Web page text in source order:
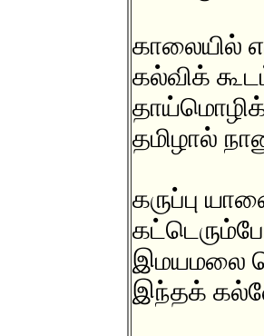
காலையில்
கல்விக்
தமிழால்
கருப்பு
இமயமலை
இந்தக்